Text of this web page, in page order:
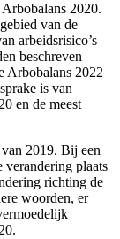
2020.
van de
arbeidsrisico’s
beschreven
Arbobalans 2022
is van
en de meest
2019. Bij een
plaats
richting de
woorden, er